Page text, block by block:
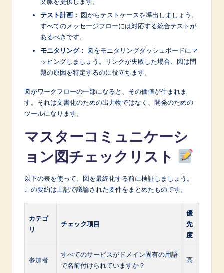
テスト計画： 図からテストケースを導出しましょう。
すべてのメッセージフローには対応する統合テストが
あるべきです。
モニタリング： 図をモニタリングダッシュボードにマ
ッピングしましょう。リンクが失敗した場合、図は問
題の原因を特定するのに役立ちます。
図がワークフローの一部になると、その価値が生まれま
す。それは文書化のための出力物ではなく、開発のための
ツールになります。
マスターコミュニケーシ
ョン図チェックリスト
以下の表を使って、図を最終化する前に検証しましょう。
この要約は上記で議論された要件をまとめたものです。
カテゴ
リ
チェック項目
優
先
度
参加者
すべてのサービスがドメイン固有の用語
で名前付けられていますか？
高